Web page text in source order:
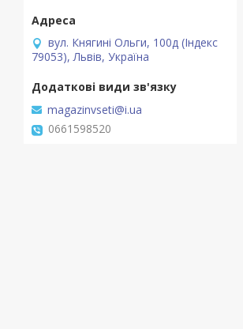
вул. Княгині Ольги, 100д (Індекс
79053), Львів, Україна
magazinvseti@i.ua
0661598520